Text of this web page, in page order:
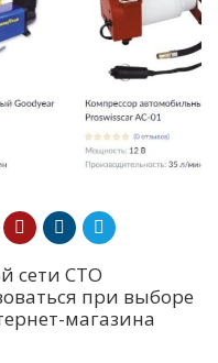
сети СТО
при выборе
магазина